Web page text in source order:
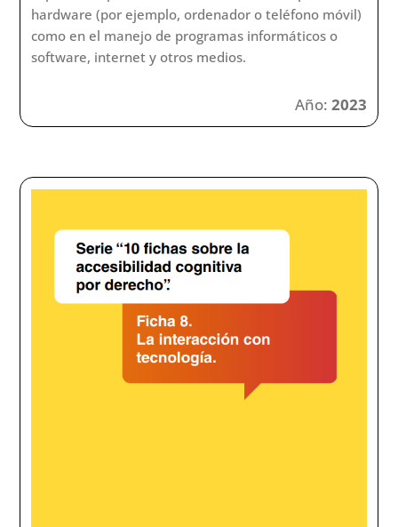
hardware (por ejemplo, ordenador o teléfono móvil)
como en el manejo de programas informáticos o
software, internet y otros medios.
Año: 2023